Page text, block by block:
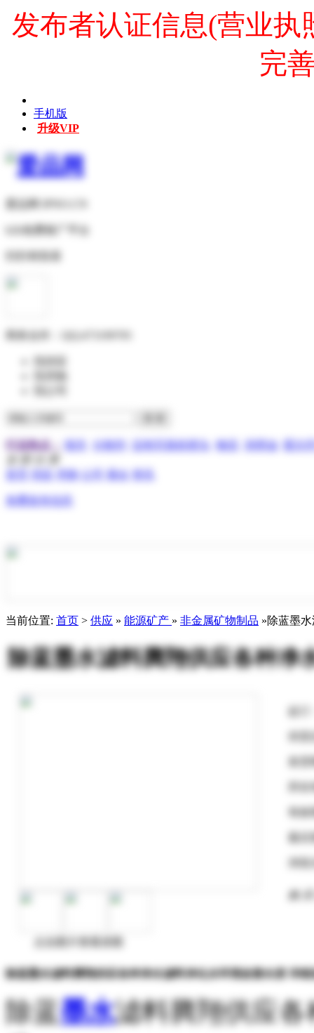
发布者认证信息(营业
完
手机版
升级VIP
行业热点： 报关 分散剂 压电写真机喷头 物流 润滑油
求购 展会
免费发布信息
当前位置: 首页 > 供应 » 能源矿产 » 非金属矿物制品 »除蓝墨
除蓝墨水滤料腾翔供应各种净
除蓝墨水滤料腾翔供应各种净水滤料净化水环境改善水质 详细
除蓝墨水滤料腾翔供应